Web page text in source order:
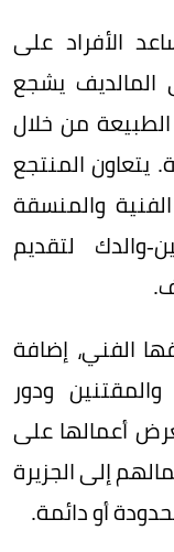
الأفراد على
المالديف يشجع
من خلال
. يتعاون المنتجع
والمنسقة
والدك لتقديم
الفني، إضافة
ودور
أعمالها على
إلى الجزيرة
أو دائمة.